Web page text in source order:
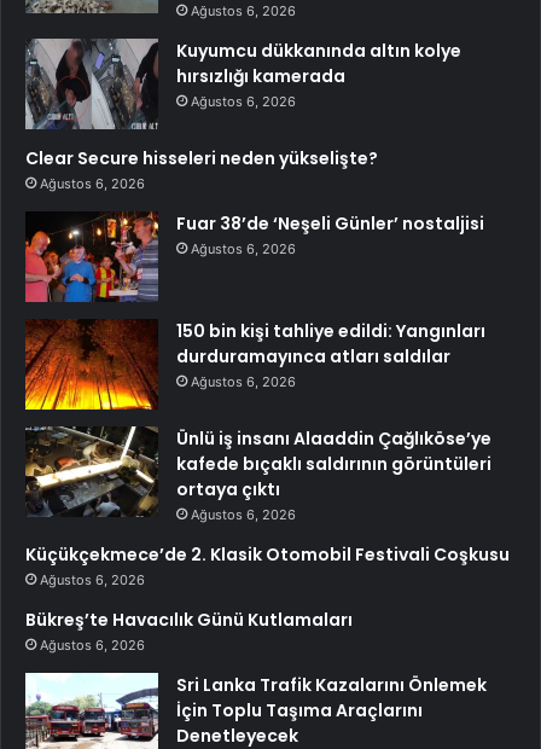
Ağustos 6, 2026
Kuyumcu dükkanında altın kolye
hırsızlığı kamerada
Ağustos 6, 2026
Clear Secure hisseleri neden yükselişte?
Ağustos 6, 2026
Fuar 38’de ‘Neşeli Günler’ nostaljisi
Ağustos 6, 2026
150 bin kişi tahliye edildi: Yangınları
durduramayınca atları saldılar
Ağustos 6, 2026
Ünlü iş insanı Alaaddin Çağlıköse’ye
kafede bıçaklı saldırının görüntüleri
ortaya çıktı
Ağustos 6, 2026
Küçükçekmece’de 2. Klasik Otomobil Festivali Coşkusu
Ağustos 6, 2026
Bükreş’te Havacılık Günü Kutlamaları
Ağustos 6, 2026
Sri Lanka Trafik Kazalarını Önlemek
İçin Toplu Taşıma Araçlarını
Denetleyecek